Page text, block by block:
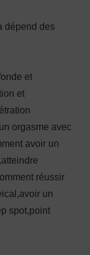
dépend des
et
et
orgasme avec
avoir un
réussir
un
spot,point